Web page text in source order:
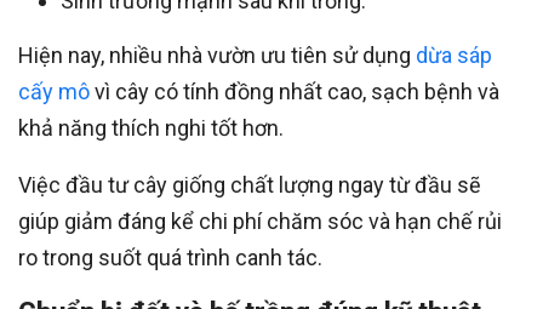
Hiện nay, nhiều nhà vườn ưu tiên sử dụng dừa sáp
cấy môvì cây có tính đồng nhất cao, sạch bệnh và
khả năng thích nghi tốt hơn.
Việc đầu tư cây giống chất lượng ngay từ đầu sẽ
giúp giảm đáng kể chi phí chăm sóc và hạn chế rủi
ro trong suốt quá trình canh tác.